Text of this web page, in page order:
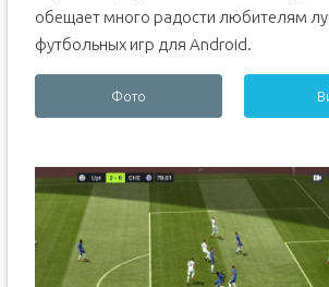
обещает много радости любителям
футбольных игр для Android.
Фото